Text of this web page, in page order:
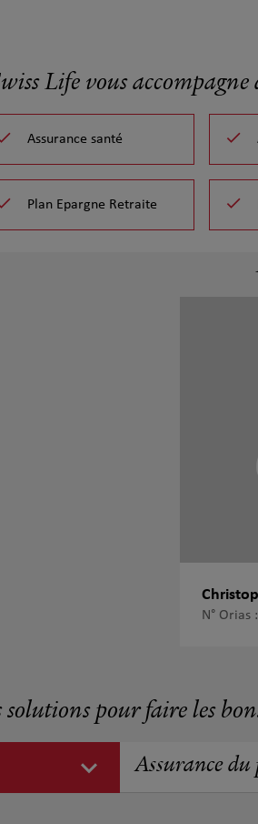
Life vous
Assurance santé
Plan Epargne Retraite
N° Orias
solutions pour faire les
Assurance du